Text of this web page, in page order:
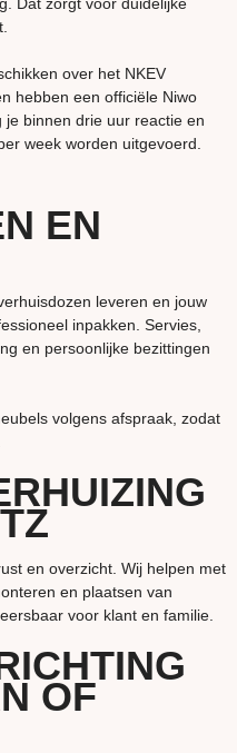
over het NKEV
hebben een officiële Niwo
binnen drie uur reactie en
week worden uitgevoerd.
EN
leveren en jouw
inpakken. Servies,
en persoonlijke bezittingen
volgens afspraak, zodat
en overzicht. Wij helpen met
en plaatsen van
voor klant en familie.
OF